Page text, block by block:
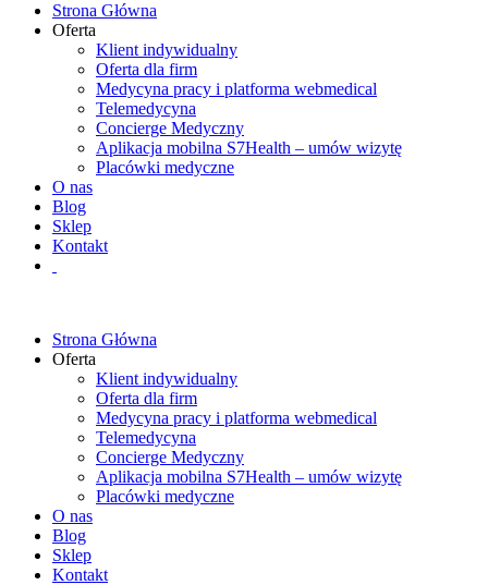
Strona Główna
Oferta
Klient indywidualny
Oferta dla firm
Medycyna pracy i platforma webmedical
Telemedycyna
Concierge Medyczny
Aplikacja mobilna S7Health – umów wizytę
Placówki medyczne
O nas
Blog
Sklep
Kontakt
Strona Główna
Oferta
Klient indywidualny
Oferta dla firm
Medycyna pracy i platforma webmedical
Telemedycyna
Concierge Medyczny
Aplikacja mobilna S7Health – umów wizytę
Placówki medyczne
O nas
Blog
Sklep
Kontakt